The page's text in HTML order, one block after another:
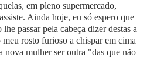
em pleno supermercado,
Ainda hoje, eu só espero que
passar pela cabeça dizer destas a
rosto furioso a chispar em cima
nova mulher ser outra "das que não